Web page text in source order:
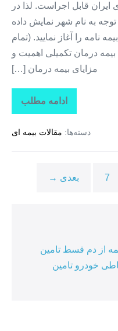
ایران قابل اجراست. لذا در
به نام شهر نمایش داده
نامه را آغاز نمایید. (تمام
درمان تکمیلی اهمیت و
مزایای بیمه درمان […]
ادامه مطلب
تاراز
بیمه
بیمه
درمان
دسته‌ها: مقالات بیمه ای
7 بعدی →
از دم قسط تامین
خودرو تامین